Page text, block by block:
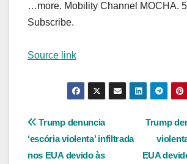
…more. Mobility Channel MOCHA.
Subscribe.
Source link
Navegação
de
Trump
EUA
Trump denuncia
‘escória violenta’ infiltrada
nos EUA devido às